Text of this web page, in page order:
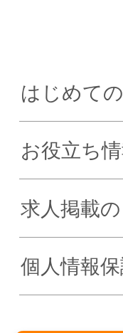
はじめて
お役立ち
求人掲載
個人情報